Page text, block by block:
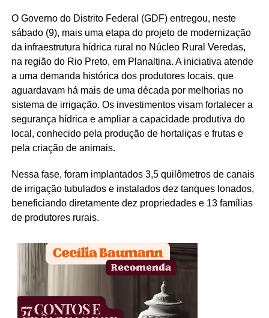
O Governo do Distrito Federal (GDF) entregou, neste
sábado (9), mais uma etapa do projeto de modernização
da infraestrutura hídrica rural no Núcleo Rural Veredas,
na região do Rio Preto, em Planaltina. A iniciativa atende
a uma demanda histórica dos produtores locais, que
aguardavam há mais de uma década por melhorias no
sistema de irrigação. Os investimentos visam fortalecer a
segurança hídrica e ampliar a capacidade produtiva do
local, conhecido pela produção de hortaliças e frutas e
pela criação de animais.
Nessa fase, foram implantados 3,5 quilômetros de canais
de irrigação tubulados e instalados dez tanques lonados,
beneficiando diretamente dez propriedades e 13 famílias
de produtores rurais.